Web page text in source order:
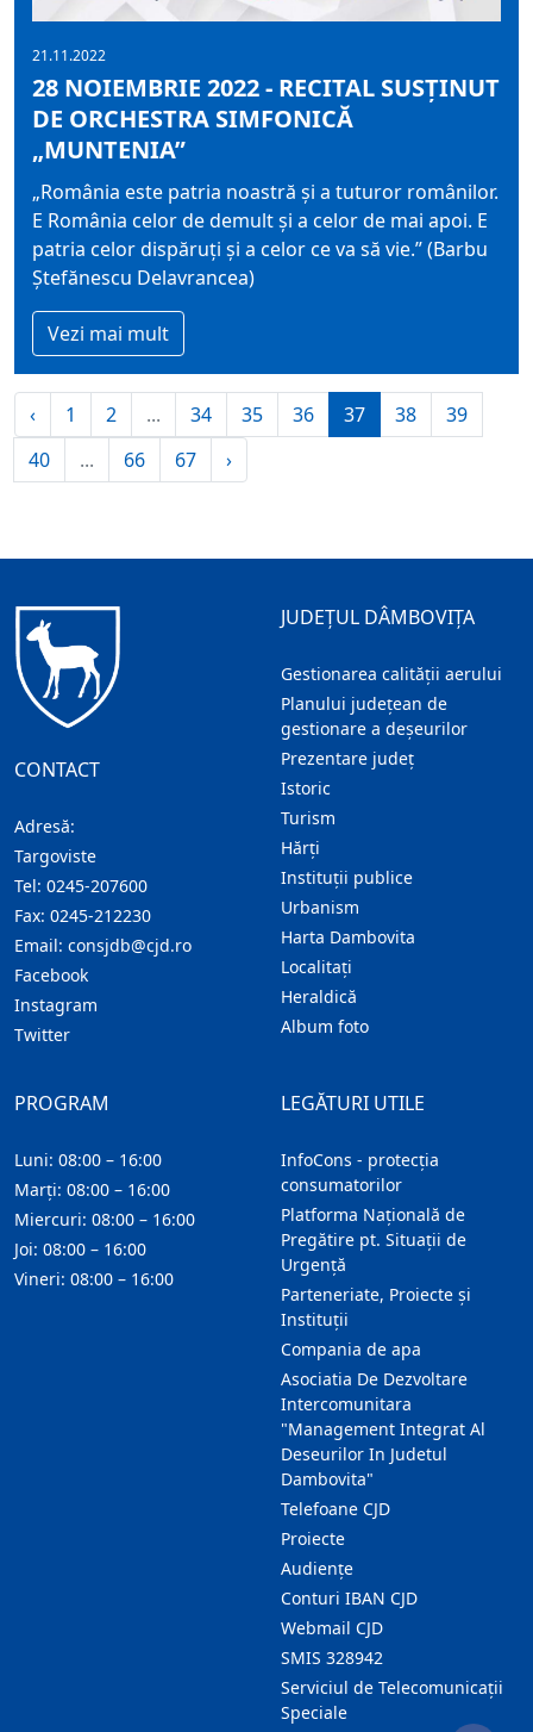
21.11.2022
28 NOIEMBRIE 2022 - RECITAL SUSȚINUT
DE ORCHESTRA SIMFONICĂ
„MUNTENIA”
„România este patria noastră și a tuturor românilor.
E România celor de demult și a celor de mai apoi. E
patria celor dispăruți și a celor ce va să vie.” (Barbu
Ștefănescu Delavrancea)
Vezi mai mult
‹ 1 2 ... 34 35 36 37 38
39
40
... 66 67 ›
CONTACT
Adresă:
Targoviste
Tel: 0245-207600
Fax: 0245-212230
Email: consjdb@cjd.ro
Facebook
Instagram
Twitter
JUDEȚUL DÂMBOVIȚA
Gestionarea calității aerului
Planului județean de
gestionare a deșeurilor
Prezentare judeţ
Istoric
Turism
Hărţi
Instituţii publice
Urbanism
Harta Dambovita
Localitaţi
Heraldică
Album foto
LEGĂTURI UTILE
InfoCons - protecția
consumatorilor
Platforma Națională de
Pregătire pt. Situații de
Urgență
Parteneriate, Proiecte și
Instituții
Compania de apa
Asociatia De Dezvoltare
Intercomunitara
"Management Integrat Al
Deseurilor In Judetul
Dambovita"
Telefoane CJD
Proiecte
Audienţe
Conturi IBAN CJD
Webmail CJD
SMIS 328942
Serviciul de Telecomunicații
Speciale
PROGRAM
Luni: 08:00 – 16:00
Marți: 08:00 – 16:00
Miercuri: 08:00 – 16:00
Joi: 08:00 – 16:00
Vineri: 08:00 – 16:00